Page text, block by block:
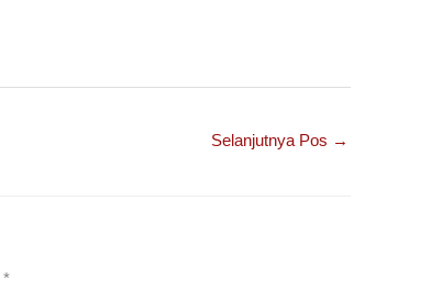
Selanjutnya Pos →
*